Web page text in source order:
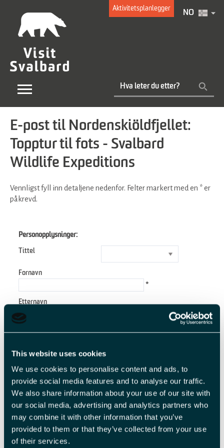
This website uses cookies
We use cookies to personalise content and ads, to
provide social media features and to analyse our traffic.
We also share information about your use of our site with
our social media, advertising and analytics partners who
may combine it with other information that you’ve
provided to them or that they’ve collected from your use
of their services.
Aktivitetsplanlegger
NO
E-post til Nordenskiöldfjellet:
Topptur til fots - Svalbard
Wildlife Expeditions
Vennligst fyll inn detaljene nedenfor. Felter markert med en * er
påkrevd.
Personopplysninger:
Tittel
Fornavn
*
Etternavn
E-postadresse
*